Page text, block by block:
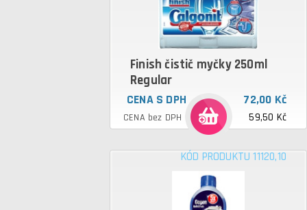
Finish čistič myčky 250ml
Regular
CENA S DPH 72,00 Kč
CENA bez DPH 59,50 Kč
KÓD PRODUKTU 11120,10